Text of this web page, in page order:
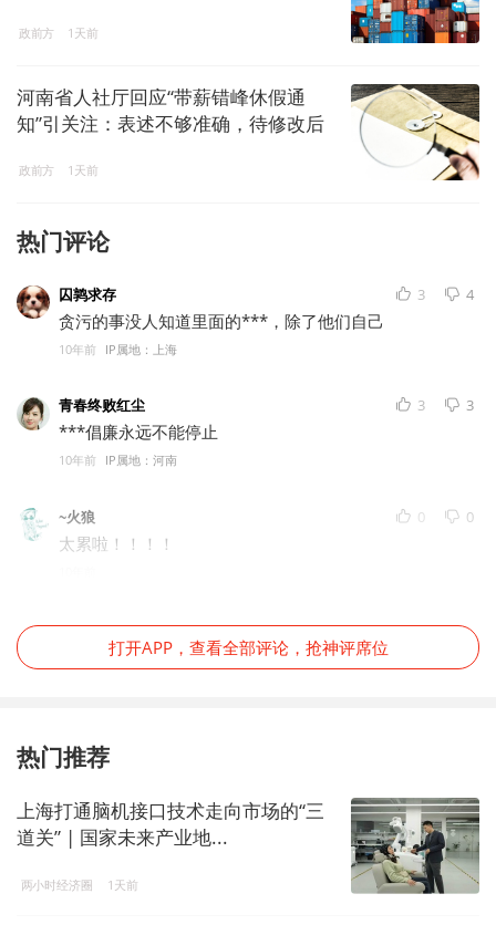
政前方 1天前
河南省人社厅回应“带薪错峰休假通
知”引关注：表述不够准确，待修改后
政前方 1天前
热门评论
囚鹑求存 3 4
贪污的事没人知道里面的***，除了他们自己
10年前 IP属地：上海
青春终败红尘 3 3
***倡廉永远不能停止
10年前 IP属地：河南
~火狼 0 0
太累啦！！！！
打开APP，查看全部评论，抢神评席位
热门推荐
上海打通脑机接口技术走向市场的“三
道关” | 国家未来产业地...
两小时经济圈 1天前